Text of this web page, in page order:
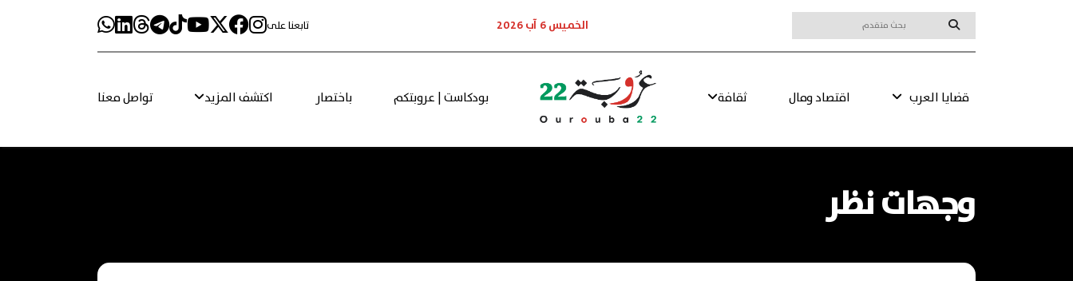
الخميس 6 آب 2026 تابعنا على
قضايا العرب اقتصاد ومال ثقافة بودكاست | عروبتكم باختصار اكتشف المزيد تواصل معنا
وجهات نظر